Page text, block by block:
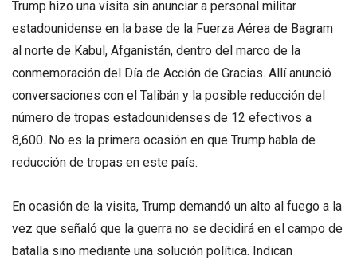
Trump hizo una visita sin anunciar a personal militar
estadounidense en la base de la Fuerza Aérea de Bagram
al norte de Kabul, Afganistán, dentro del marco de la
conmemoración del Día de Acción de Gracias. Allí anunció
conversaciones con el Talibán y la posible reducción del
número de tropas estadounidenses de 12 efectivos a
8,600. No es la primera ocasión en que Trump habla de
reducción de tropas en este país.
En ocasión de la visita, Trump demandó un alto al fuego a la
vez que señaló que la guerra no se decidirá en el campo de
batalla sino mediante una solución política. Indican